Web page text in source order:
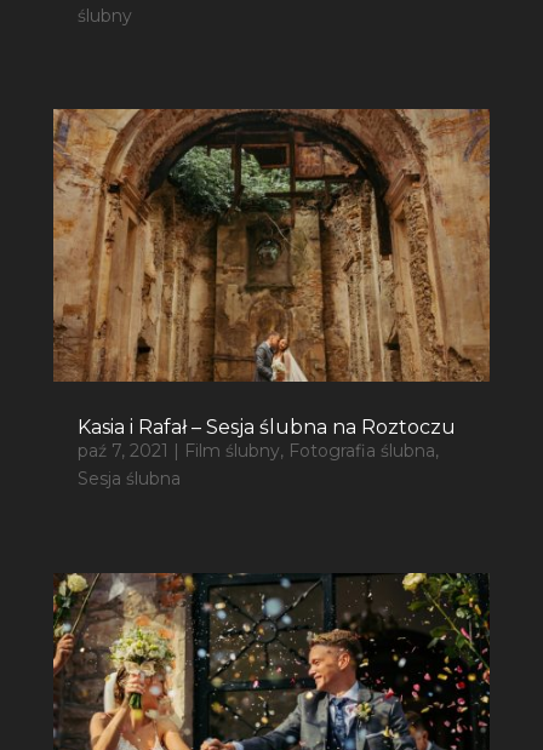
ślubny
Kasia i Rafał – Sesja ślubna na Roztoczu
paź 7, 2021 Film ślubny, Fotografia ślubna,
Sesja ślubna